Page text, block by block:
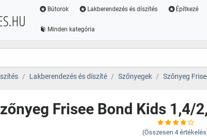
Bútorok Lakberendezés és díszítés Építkezé
Minden kategória
Lakberendezés és díszíté Szőnyegek Szőnyeg
Frisee Bond Kids 1,4/
(Összesen 4